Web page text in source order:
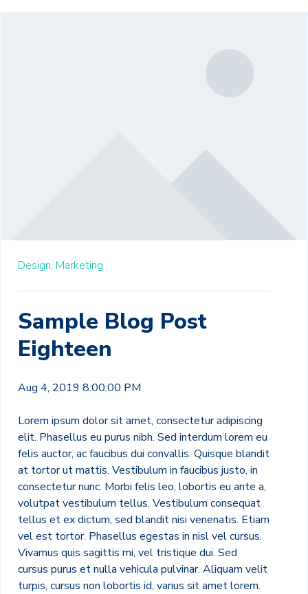
Design, Marketing
Sample Blog Post
Eighteen
Aug 4, 2019 8:00:00 PM
Lorem ipsum dolor sit amet, consectetur adipiscing
elit. Phasellus eu purus nibh. Sed interdum lorem eu
felis auctor, ac faucibus dui convallis. Quisque blandit
at tortor ut mattis. Vestibulum in faucibus justo, in
consectetur nunc. Morbi felis leo, lobortis eu ante a,
volutpat vestibulum tellus. Vestibulum consequat
tellus et ex dictum, sed blandit nisi venenatis. Etiam
vel est tortor. Phasellus egestas in nisl vel cursus.
Vivamus quis sagittis mi, vel tristique dui. Sed
cursus purus et nulla vehicula pulvinar. Aliquam velit
turpis, cursus non lobortis id, varius sit amet lorem.